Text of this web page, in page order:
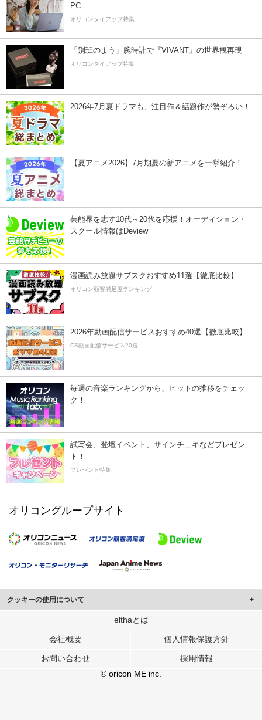
PC
オリコンタイアップ特集
「別班のよう」腕時計で『VIVANT』の世界観再現
オリコンタイアップ特集
2026年7月夏ドラマも、注目作＆話題作が勢ぞろい！
【夏アニメ2026】7月期夏の新アニメを一挙紹介！
芸能界を志す10代～20代を応援！オーディション・
スクール情報はDeview
漫画読み放題サブスクおすすめ11選【徹底比較】
オリコン顧客満足度ランキング
2026年動画配信サービスおすすめ40選【徹底比較】
CS動画配信サービス20選
毎週の音楽ランキングから、ヒットの推移をチェッ
ク！
試写会、登壇イベント、サインチェキなどプレゼン
ト！
プレゼント特集
オリコングループサイト
クッキーの使用について
このサイトでは Cookie を使用して、ユーザーに合わせたコンテンツや広告の
行っています。
メディアや広告配信、データ解析の各パートナーに提供しています。
各パートナーは、この情報とユーザーが各パートナーに提供した他の情報や、
ユーザーが各パートナーのサービスを使用したときに収集した他の情報を組み
elthaとは
会社概要 個人情報保護方針
お問い合わせ
採用情報
© oricon ME inc.